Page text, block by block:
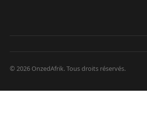
© 2026 OnzedAfrik. Tous droits réservés.